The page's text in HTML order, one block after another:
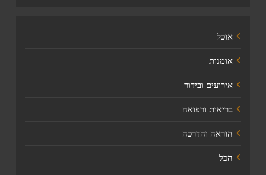
אוכל
אומנות
אירועים ובידור
בריאות ורפואה
הוראה והדרכה
הכל